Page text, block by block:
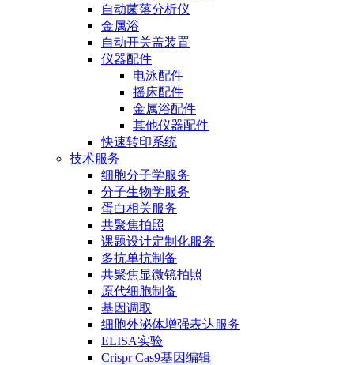
自动菌落分析仪
金属浴
自动开关盖装置
仪器配件
电泳配件
摇床配件
金属浴配件
其他仪器配件
快速转印系统
技术服务
细胞分子学服务
分子生物学服务
蛋白相关服务
共聚焦拍照
课题设计定制化服务
多抗单抗制备
共聚焦显微镜拍照
原代细胞制备
基因调取
细胞外泌体增强表达服务
ELISA实验
Crispr Cas9基因编辑